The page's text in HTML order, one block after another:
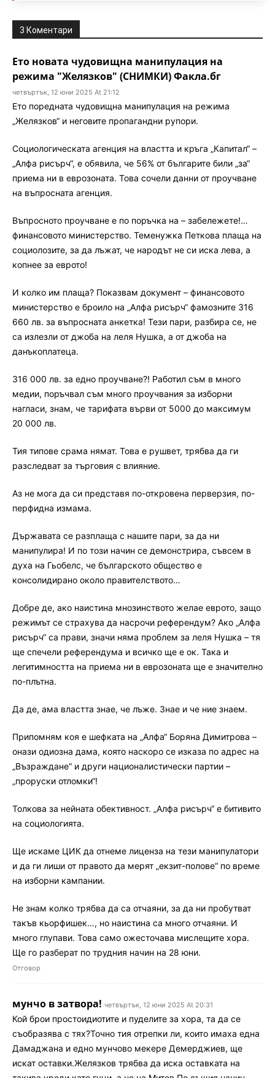
3 Коментари
Ето новата чудовищна манипулация на
режима "Желязков" (СНИМКИ) Факла.бг
четвъртък, 12 юни 2025 At 21:12
Ето поредната чудовищна манипулация на режима
„Желязков“ и неговите пропагандни рупори.
Социологическата агенция на властта и кръга „Капитал“ –
„Алфа рисърч“, е обявила, че 56% от българите били „за“
приема ни в еврозоната. Това сочели данни от проучване
на въпросната агенция.
Въпросното проучване е по поръчка на – забележете!…
финансовото министерство. Теменужка Петкова плаща на
социолозите, за да лъжат, че народът не си иска лева, а
копнее за еврото!
И колко им плаща? Показвам документ – финансовото
министерство е броило на „Алфа рисърч“ фамозните 316
660 лв. за въпросната анкетка! Тези пари, разбира се, не
са излезли от джоба на леля Нушка, а от джоба на
данъкоплатеца.
316 000 лв. за едно проучване?! Работил съм в много
медии, поръчвал съм много проучвания за изборни
нагласи, знам, че тарифата върви от 5000 до максимум
20 000 лв.
Тия типове срама нямат. Това е рушвет, трябва да ги
разследват за търговия с влияние.
Аз не мога да си представя по-откровена перверзия, по-
перфидна измама.
Държавата се разплаща с нашите пари, за да ни
манипулира! И по този начин се демонстрира, съвсем в
духа на Гьобелс, че българското общество е
консолидирано около правителството…
Добре де, ако наистина мнозинството желае еврото, защо
режимът се страхува да насрочи референдум? Ако „Алфа
рисърч“ са прави, значи няма проблем за леля Нушка – тя
ще спечели референдума и всичко ще е ок. Така и
легитимността на приема ни в еврозоната ще е значително
по-плътна.
Да де, ама властта знае, че лъже. Знае и че ние знаем.
Припомням коя е шефката на „Алфа“ Боряна Димитрова –
онази одиозна дама, която наскоро се изказа по адрес на
„Възраждане“ и други националистически партии –
„проруски отломки“!
Толкова за нейната обективност. „Алфа рисърч“ е битивито
на социологията.
Ще искаме ЦИК да отнеме лиценза на тези манипулатори
и да ги лиши от правото да мерят „екзит-полове“ по време
на изборни кампании.
Не знам колко трябва да са отчаяни, за да ни пробутват
такъв кьорфишек…, но наистина са много отчаяни. И
много глупави. Това само ожесточава мислещите хора.
Ще го разберат по трудния начин на 28 юни.
Отговор
мунчо в затвора! четвъртък, 12 юни 2025 At 20:31
Кой брои простоидиотите и пуделите за хора, та да се
съобразява с тях?Точно тия отрепки ли, които имаха една
Дамаджана и едно мунчово мекере Демерджиев, ще
искат оставки.Желязков трябва да иска оставката на